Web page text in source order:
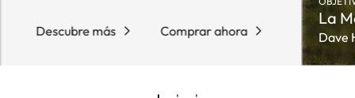
Descubre más Comprar ahora
La
Dave